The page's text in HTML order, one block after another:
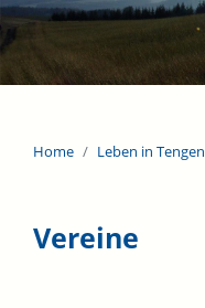
Home Leben in Tengen
Vereine